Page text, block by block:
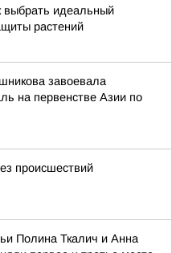
выбрать идеальный
растений
завоевала
на первенстве Азии по
происшествий
Полина Ткалич и Анна